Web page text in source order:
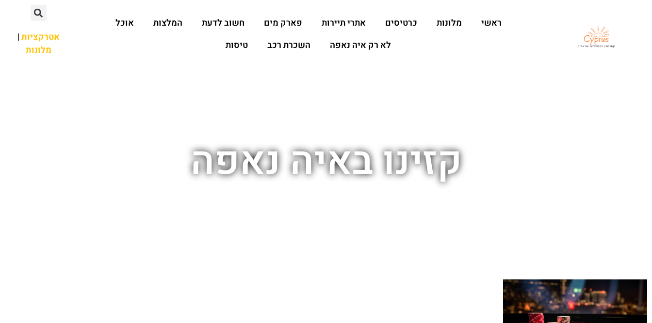
ראשי מלונות כרטיסים אתרי תיירות פארק מים חשוב לדעת המלצות
אוכל
לא רק איה נאפה
השכרת רכב טיסות
אטרקציות|
מלונות
קזינו באיה נאפה